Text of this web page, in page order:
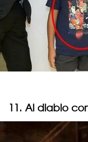
11. Al diablo